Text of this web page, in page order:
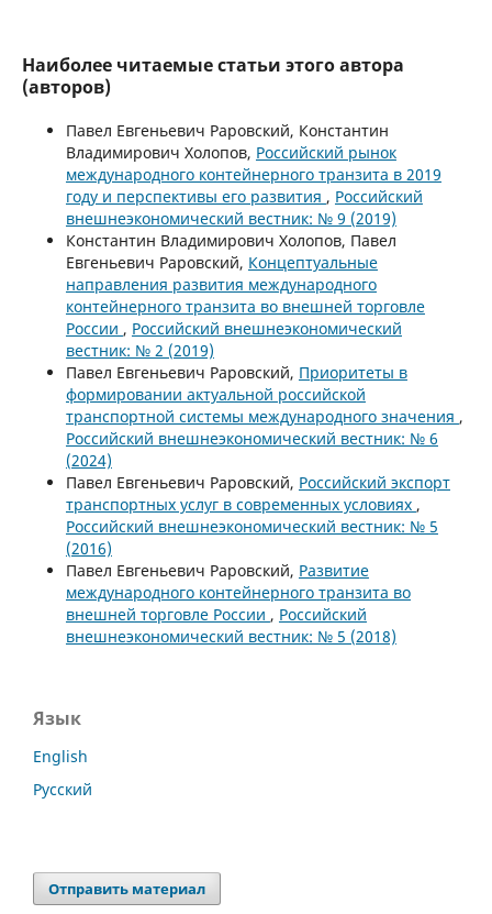
Наиболее читаемые статьи этого автора
(авторов)
Павел Евгеньевич Раровский, Константин
Владимирович Холопов, Российский рынок
международного контейнерного транзита в 2019
году и перспективы его развития , Российский
внешнеэкономический вестник: № 9 (2019)
Константин Владимирович Холопов, Павел
Евгеньевич Раровский, Концептуальные
направления развития международного
контейнерного транзита во внешней торговле
России , Российский внешнеэкономический
вестник: № 2 (2019)
Павел Евгеньевич Раровский, Приоритеты в
формировании актуальной российской
транспортной системы международного значения ,
Российский внешнеэкономический вестник: № 6
(2024)
Павел Евгеньевич Раровский, Российский экспорт
транспортных услуг в современных условиях ,
Российский внешнеэкономический вестник: № 5
(2016)
Павел Евгеньевич Раровский, Развитие
международного контейнерного транзита во
внешней торговле России , Российский
внешнеэкономический вестник: № 5 (2018)
Язык
English
Русский
Отправить материал